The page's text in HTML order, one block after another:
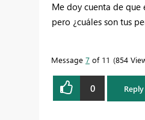
Me doy cuenta de que
pero ¿cuáles son tus
Message 7 of 11 854
0 Reply